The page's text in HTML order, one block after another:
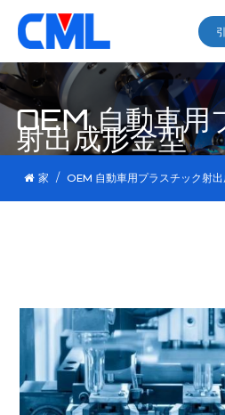
OEM 自動車用
射出成形金型
家 / OEM 自動車用プラスチック射